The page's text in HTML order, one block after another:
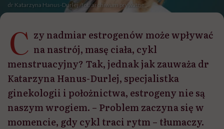
dr Katarzyna Hanus-Durlej /fot. archiwum prywatne
C zy nadmiar estrogenów może wpływać
na nastrój, masę ciała, cykl
menstruacyjny? Tak, jednak jak zauważa dr
Katarzyna Hanus-Durlej, specjalistka
ginekologii i położnictwa, estrogeny nie są
naszym wrogiem. – Problem zaczyna się w
momencie, gdy cykl traci rytm – tłumaczy.